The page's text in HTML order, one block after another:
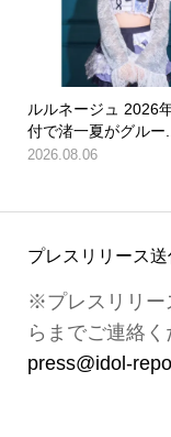
ルルネージュ 2026
付で渚一夏がグルー
2026.08.06
プレスリリース
※プレスリリー
らまでご連絡く
press@idol-